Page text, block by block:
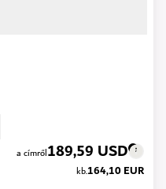
a címről189,59 USD
kb.164,10 EUR